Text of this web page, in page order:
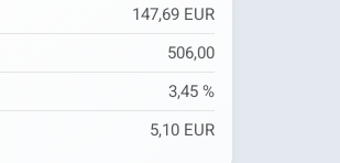
147,69 EUR
506,00
3,45 %
5,10 EUR